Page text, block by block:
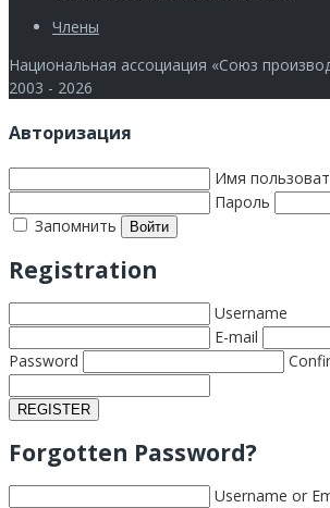
Члены
Национальная ассоциация «Союз
2003 - 2026
Авторизация
Имя
Пароль
Запомнить
Registration
Username
E-mail
Password
Forgotten Password?
Username or